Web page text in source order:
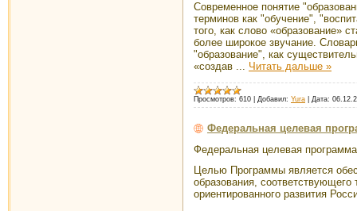
Современное понятие
терминов как "обучение",
того, как слово «образование»
более широкое звучание.
"образование", как
«создав ... Читать дальше »
Просмотров: 610 Добавил: Yura Дата:
Федеральная целевая
Федеральная целевая программа
Целью Программы является
образования, соответствующего
ориентированного раз­вития